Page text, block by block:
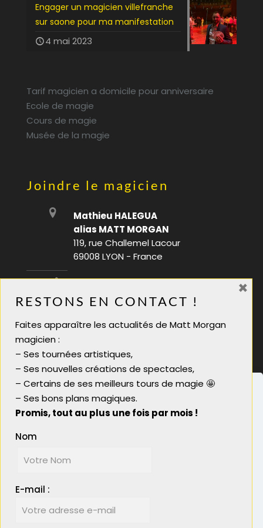
Engager un magicien villefranche
sur saone pour ma manifestation
4 mai 2023
Tarif magicien a domicile pour anniversaire
Ecole de magie
Cours de magie
Musée de la magie
Joindre le magicien
Mathieu HALEGUA
alias MATT MORGAN
119, rue Challemel Lacour
69008 LYON - France
Magicien soirée tarif
Magicien pour soirée
Magicien close up lyon
Magicien close-up
Boostacom
meilleure expérience sur notre site. Si vous
que vous acceptez l'utilisation des cookies.
RESTONS EN CONTACT !
Faites apparaître les actualités de Matt Morgan
magicien :
– Ses tournées artistiques,
– Ses nouvelles créations de spectacles,
– Certains de ses meilleurs tours de magie 🤩
– Ses bons plans magiques.
Promis, tout au plus une fois par mois !
Nom
E-mail :
×